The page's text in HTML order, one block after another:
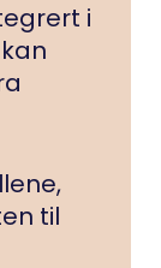
i
til